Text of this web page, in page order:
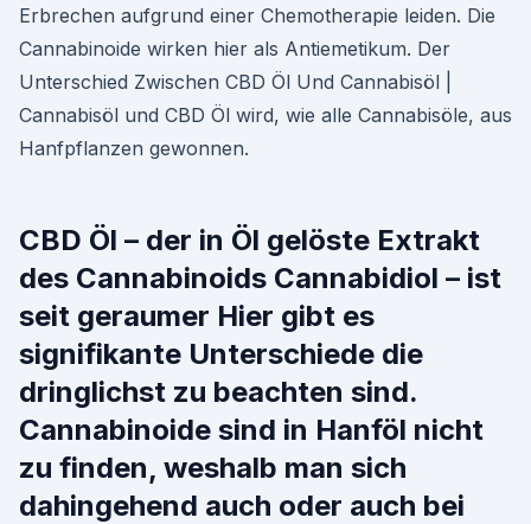
Erbrechen aufgrund einer Chemotherapie leiden. Die
Cannabinoide wirken hier als Antiemetikum. Der
Unterschied Zwischen CBD Öl Und Cannabisöl |
Cannabisöl und CBD Öl wird, wie alle Cannabisöle, aus
Hanfpflanzen gewonnen.
CBD Öl – der in Öl gelöste Extrakt
des Cannabinoids Cannabidiol – ist
seit geraumer Hier gibt es
signifikante Unterschiede die
dringlichst zu beachten sind.
Cannabinoide sind in Hanföl nicht
zu finden, weshalb man sich
dahingehend auch oder auch bei